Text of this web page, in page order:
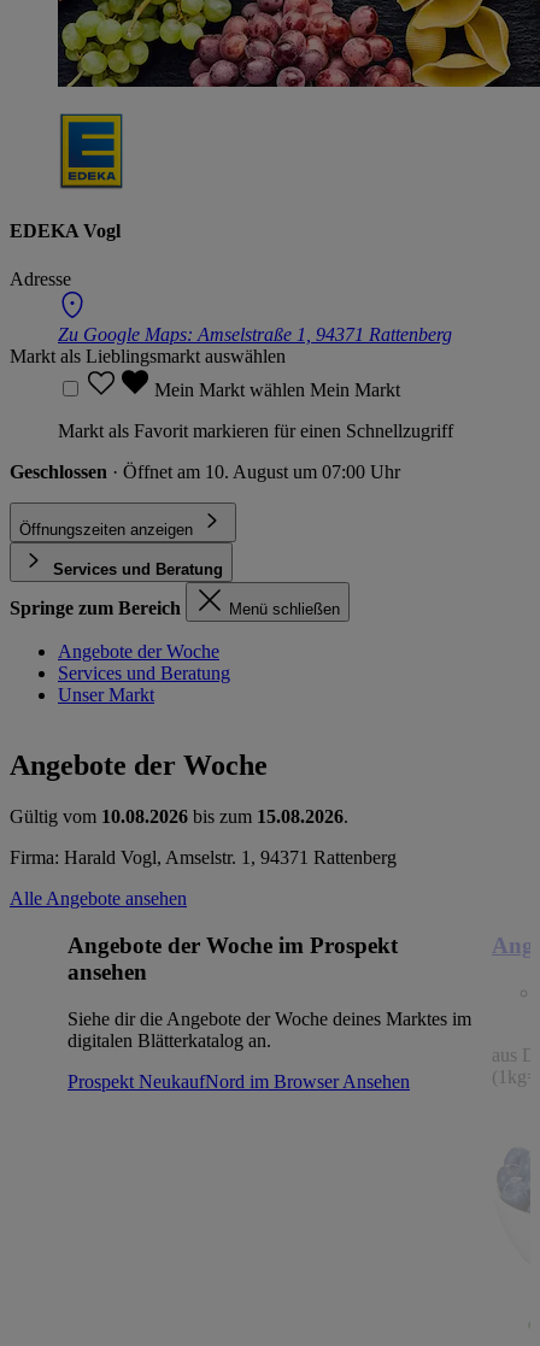
EDEKA Vogl
Adresse
Zu Google Maps: Amselstraße 1, 94371 Rattenberg
Markt als Lieblingsmarkt auswählen
Mein Markt wählen Mein Markt
Markt als Favorit markieren für einen Schnellzugriff
Geschlossen · Öffnet am 10. August um 07:00 Uhr
Öffnungszeiten anzeigen
Services und Beratung
Springe zum Bereich Menü schließen
Angebote der Woche
Services und Beratung
Unser Markt
Angebote der Woche
Gültig vom 10.08.2026 bis zum 15.08.2026.
Firma: Harald Vogl, Amselstr. 1, 94371 Rattenberg
Alle Angebote ansehen
Angebote der Woche im Prospekt
ansehen
Siehe dir die Angebote der Woche deines Marktes im
digitalen Blätterkatalog an.
Prospekt NeukaufNord im BrowserAnsehen
aus